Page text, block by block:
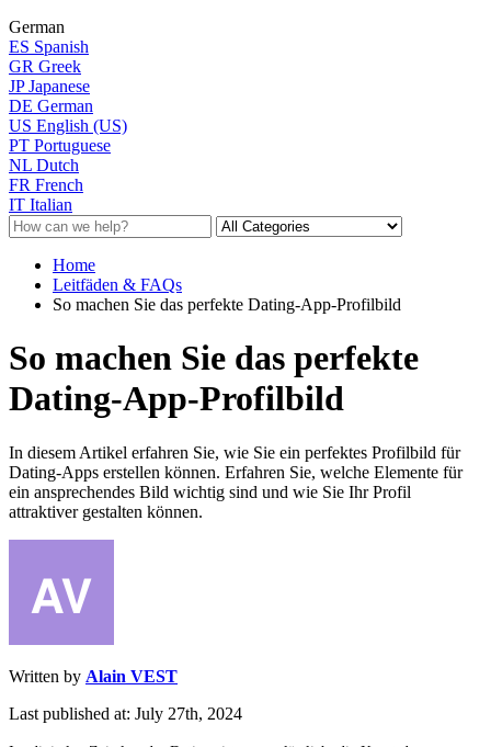
German
ES Spanish
GR Greek
JP Japanese
DE German
US English (US)
PT Portuguese
NL Dutch
FR French
IT Italian
Home
Leitfäden & FAQs
So machen Sie das perfekte Dating-App-Profilbild
So machen Sie das perfekte
Dating-App-Profilbild
In diesem Artikel erfahren Sie, wie Sie ein perfektes Profilbild für
Dating-Apps erstellen können. Erfahren Sie, welche Elemente für
ein ansprechendes Bild wichtig sind und wie Sie Ihr Profil
attraktiver gestalten können.
Written by Alain VEST
Last published at: July 27th, 2024